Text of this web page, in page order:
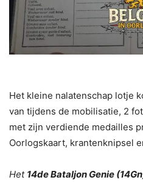
Het kleine nalatenschap lotje
van tijdens de mobilisatie, 2
met zijn verdiende medailles
Oorlogskaart, krantenknipsel
Het 14de Bataljon Genie